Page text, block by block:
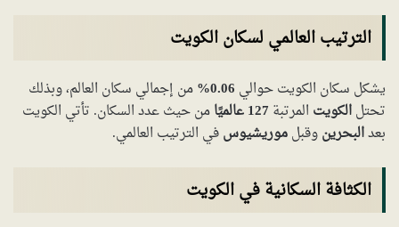
الترتيب العالمي لسكان الكويت
يشكل سكان الكويت حوالي 0.06%
من إجمالي سكان العالم، وبذلك
تحتلالكويت المرتبة 127 عالميًا
من حيث عدد السكان. تأتي الكويت
بعدالبحرينوقبلموريشيوسفي الترتيب العالمي.
الكثافة السكانية في الكويت